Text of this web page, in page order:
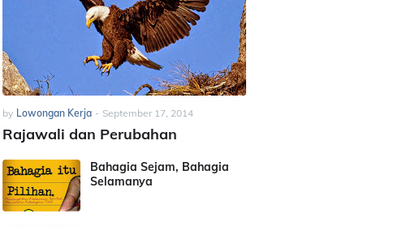
by Lowongan Kerja - September 17, 2014
Rajawali dan Perubahan
Bahagia Sejam, Bahagia
Selamanya